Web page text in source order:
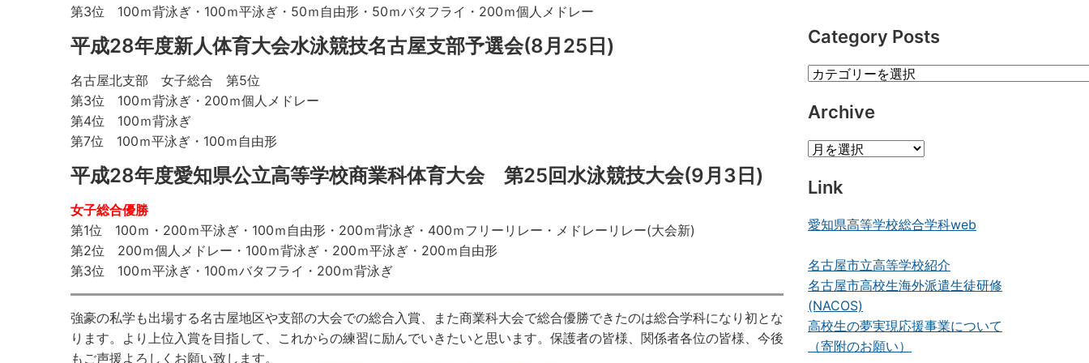
第3位 100ｍ背泳ぎ・100ｍ平泳ぎ・50ｍ自由形・50ｍバタフライ・200ｍ個人メドレー
平成28年度新人体育大会水泳競技名古屋支部予選会(8月25日)
名古屋北支部 女子総合 第5位
第3位 100ｍ背泳ぎ・200ｍ個人メドレー
第4位 100ｍ背泳ぎ
第7位 100ｍ平泳ぎ・100ｍ自由形
平成28年度愛知県公立高等学校商業科体育大会 第25回水泳競技大会(9月3日)
女子総合優勝
第1位 100ｍ・200ｍ平泳ぎ・100ｍ自由形・200ｍ背泳ぎ・400ｍフリーリレー・メドレーリレー(大会新)
第2位 200ｍ個人メドレー・100ｍ背泳ぎ・200ｍ平泳ぎ・200ｍ自由形
第3位 100ｍ平泳ぎ・100ｍバタフライ・200ｍ背泳ぎ
強豪の私学も出場する名古屋地区や支部の大会での総合入賞、また商業科大会で総合優勝できたのは総合学科になり初とな
ります。より上位入賞を目指して、これからの練習に励んでいきたいと思います。保護者の皆様、関係者各位の皆様、今後
もご声援よろしくお願い致します。
Category Posts
Category
Archive
Archive
Link
愛知県高等学校総合学科web
名古屋市立高等学校紹介
名古屋市高校生海外派遣生徒研修
(NACOS)
高校生の夢実現応援事業について
（寄附のお願い）